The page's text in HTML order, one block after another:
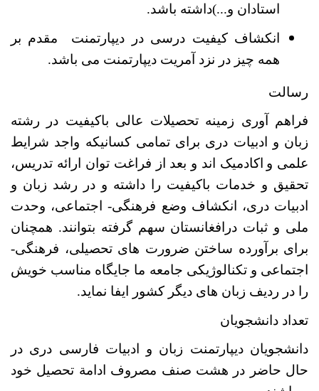
استادان و...)داشته باشد.
انکشاف کیفیت درسی در دیپارتمنت مقدم بر
همه چیز در نزد آمریت دیپارتمنت می باشد.
رسالت
فراهم آوری زمینه تحصیلات عالی باکیفیت در رشته
زبان و ادبیات دری برای تمامی کسانیکه واجد شرایط
علمی و اکادمیک اند و بعد از فراغت توان ارائه تدریس،
تحقیق و خدمات باکیفیت را داشته و در رشد زبان و
ادبیات دری، انکشاف وضع فرهنگی-
اجتماعی، وحدت
ملی و ثبات درافغانستان سهم گرفته بتوانند. همچنان
برای برآورده ساختن ضرورت های تحصیلی، فرهنگی-
اجتماعی و تکنالوژیکی جامعه ما جایگاه مناسب خویش
را در ردیف زبان های دیگر کشور ایفا نماید.
تعداد دانشجویان
دانشجویان دیپارتمنت زبان و ادبیات فارسی دری در
حال حاضر در هشت صنف مصروف ادامة تحصیل خود